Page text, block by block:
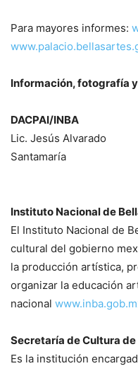
Para mayores informes:
Información, fotografía
DACPAI/INBA
Lic. Jesús Alvarado
Santamaría
Instituto Nacional de
El Instituto Nacional de
cultural del gobierno
la producción artística,
organizar la educación
nacional
Secretaría de Cultura
Es la institución